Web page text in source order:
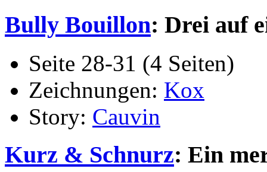
Bully Bouillon: Drei auf
Seite 28-31 (4 Seiten)
Zeichnungen: Kox
Story: Cauvin
Kurz & Schnurz: Ein